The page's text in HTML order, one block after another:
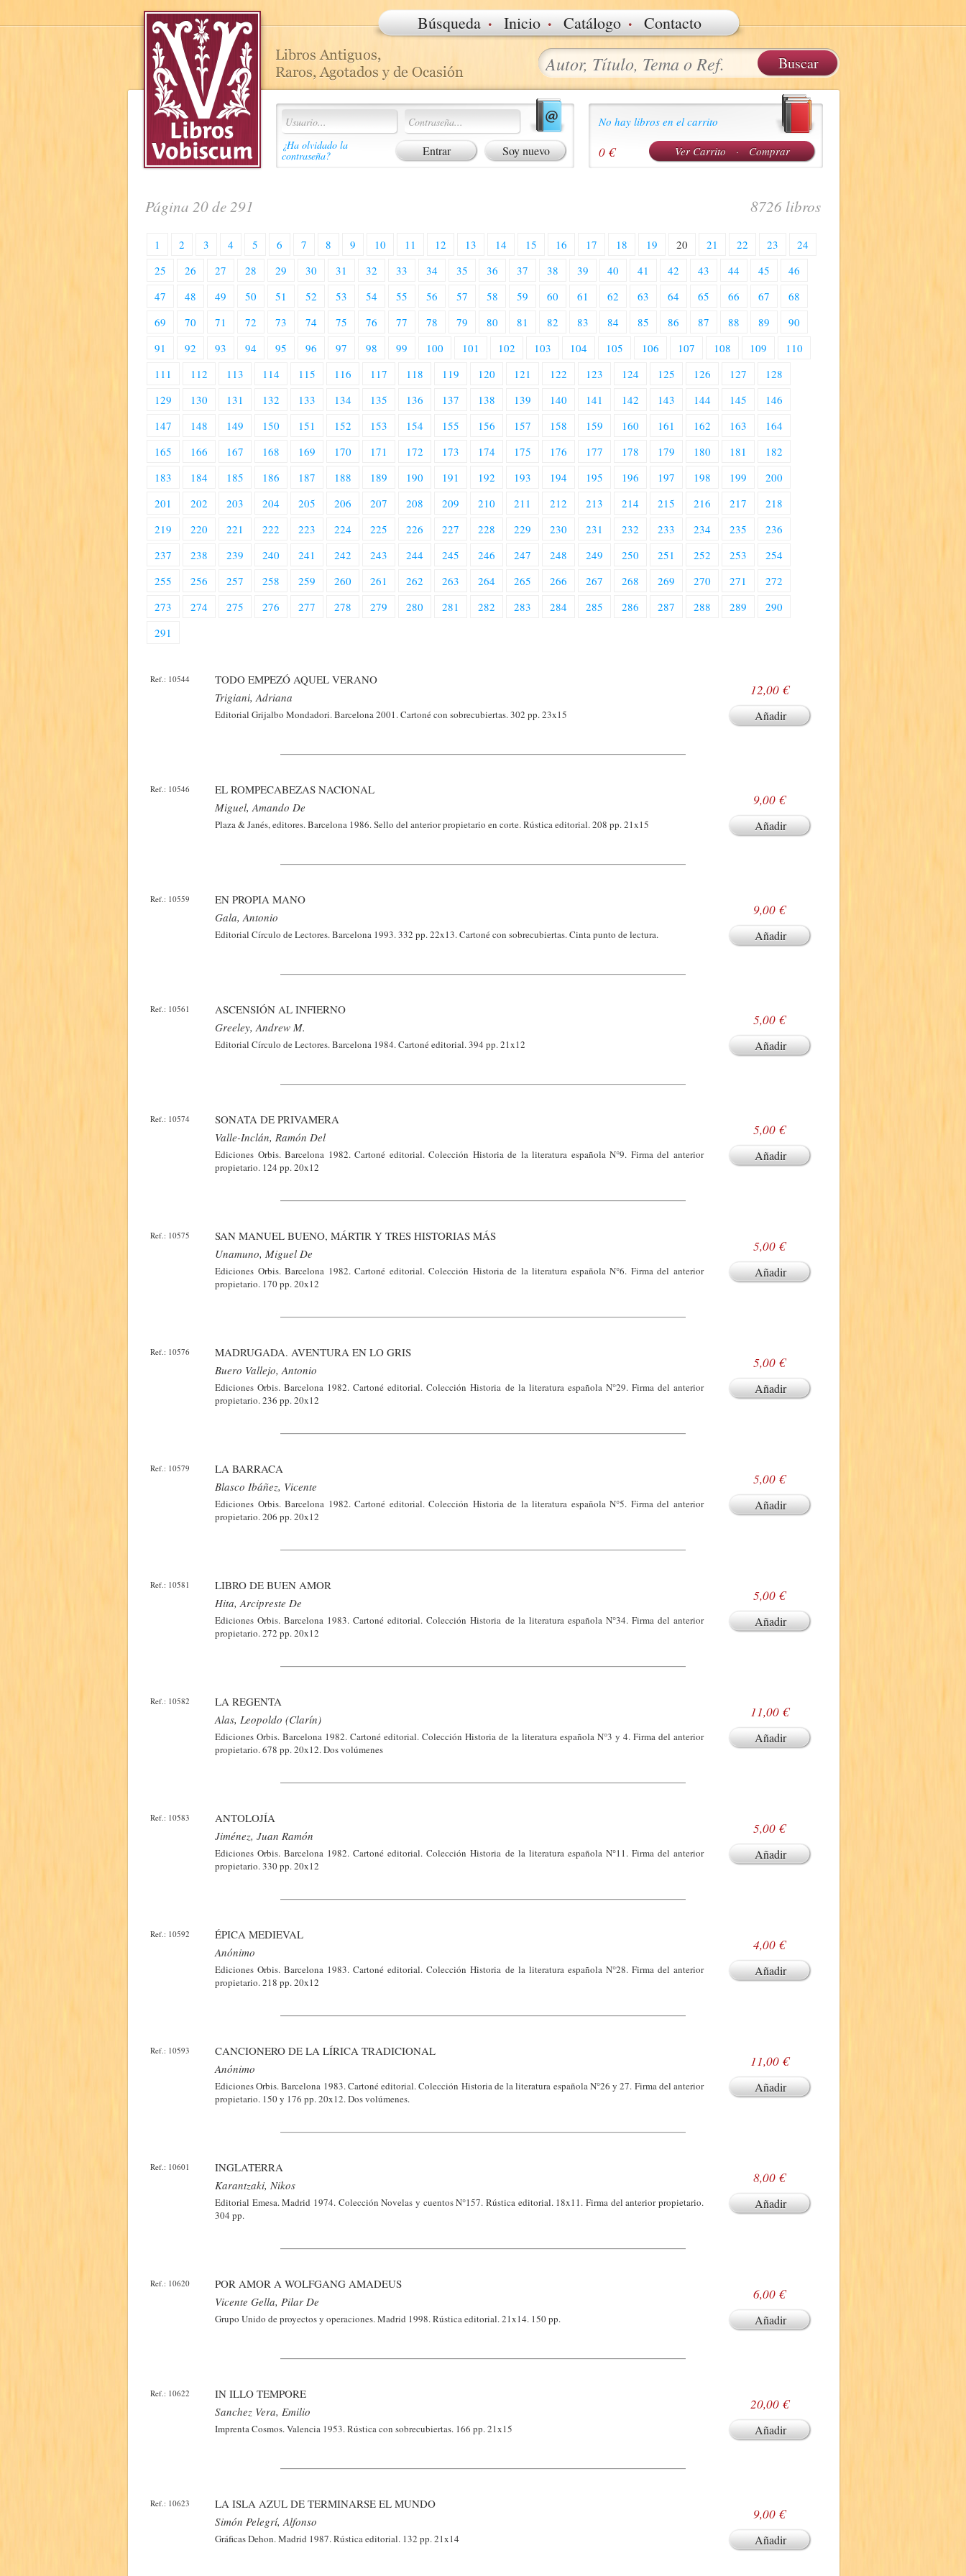
Búsqueda · Inicio · Catálogo · Contacto
¿Ha olvidado la
contraseña? Soy nuevo
No hay libros en el carrito
Ver Carrito · Comprar
0 €
Página 20 de 291 8726 libros
1 2 3 4 5 6 7 8 9 10 11 12 13 14 15 16 17 18 19 20 21 22 23
24
25
26 27 28 29 30 31 32 33 34 35 36 37 38 39 40 41 42 43 44 45
46
47
48 49 50 51 52 53 54 55 56 57 58 59 60 61 62 63 64 65 66 67
68
69
70 71 72 73 74 75 76 77 78 79 80 81 82 83 84 85 86 87 88 89
90
91
92 93 94 95 96 97 98 99 100 101 102 103 104 105 106 107 108 109
110
111
112 113 114 115 116 117 118 119 120 121 122 123 124 125 126 127
128
129
130 131 132 133 134 135 136 137 138 139 140 141 142 143 144 145
146
147
148 149 150 151 152 153 154 155 156 157 158 159 160 161 162 163
164
165
166 167 168 169 170 171 172 173 174 175 176 177 178 179 180 181
182
183
184 185 186 187 188 189 190 191 192 193 194 195 196 197 198 199
200
201
202 203 204 205 206 207 208 209 210 211 212 213 214 215 216 217
218
219
220 221 222 223 224 225 226 227 228 229 230 231 232 233 234 235
236
237
238 239 240 241 242 243 244 245 246 247 248 249 250 251 252 253
254
255
256 257 258 259 260 261 262 263 264 265 266 267 268 269 270 271
272
273
274 275 276 277 278 279 280 281 282 283 284 285 286 287 288 289
290
291
Ref.: 10544
TODO EMPEZÓ AQUEL VERANO
Trigiani, Adriana
Editorial Grijalbo Mondadori. Barcelona 2001. Cartoné con sobrecubiertas. 302 pp. 23x15
12,00 €
Añadir
Ref.: 10546
EL ROMPECABEZAS NACIONAL
Miguel, Amando De
Plaza & Janés, editores. Barcelona 1986. Sello del anterior propietario en corte. Rústica editorial. 208 pp. 21x15
9,00 €
Añadir
Ref.: 10559
EN PROPIA MANO
Gala, Antonio
Editorial Círculo de Lectores. Barcelona 1993. 332 pp. 22x13. Cartoné con sobrecubiertas. Cinta punto de lectura.
9,00 €
Añadir
Ref.: 10561
ASCENSIÓN AL INFIERNO
Greeley, Andrew M.
Editorial Círculo de Lectores. Barcelona 1984. Cartoné editorial. 394 pp. 21x12
5,00 €
Añadir
Ref.: 10574
SONATA DE PRIVAMERA
Valle-Inclán, Ramón Del
Ediciones Orbis. Barcelona 1982. Cartoné editorial. Colección Historia de la literatura española N°9. Firma del anterior
propietario. 124 pp. 20x12
5,00 €
Añadir
Ref.: 10575
SAN MANUEL BUENO, MÁRTIR Y TRES HISTORIAS MÁS
Unamuno, Miguel De
Ediciones Orbis. Barcelona 1982. Cartoné editorial. Colección Historia de la literatura española N°6. Firma del anterior
propietario. 170 pp. 20x12
5,00 €
Añadir
Ref.: 10576
MADRUGADA. AVENTURA EN LO GRIS
Buero Vallejo, Antonio
Ediciones Orbis. Barcelona 1982. Cartoné editorial. Colección Historia de la literatura española N°29. Firma del anterior
propietario. 236 pp. 20x12
5,00 €
Añadir
Ref.: 10579
LA BARRACA
Blasco Ibáñez, Vicente
Ediciones Orbis. Barcelona 1982. Cartoné editorial. Colección Historia de la literatura española N°5. Firma del anterior
propietario. 206 pp. 20x12
5,00 €
Añadir
Ref.: 10581
LIBRO DE BUEN AMOR
Hita, Arcipreste De
Ediciones Orbis. Barcelona 1983. Cartoné editorial. Colección Historia de la literatura española N°34. Firma del anterior
propietario. 272 pp. 20x12
5,00 €
Añadir
Ref.: 10582
LA REGENTA
Alas, Leopoldo (Clarín)
Ediciones Orbis. Barcelona 1982. Cartoné editorial. Colección Historia de la literatura española N°3 y 4. Firma del anterior
propietario. 678 pp. 20x12. Dos volúmenes
11,00 €
Añadir
Ref.: 10583
ANTOLOJÍA
Jiménez, Juan Ramón
Ediciones Orbis. Barcelona 1982. Cartoné editorial. Colección Historia de la literatura española N°11. Firma del anterior
propietario. 330 pp. 20x12
5,00 €
Añadir
Ref.: 10592
ÉPICA MEDIEVAL
Anónimo
Ediciones Orbis. Barcelona 1983. Cartoné editorial. Colección Historia de la literatura española N°28. Firma del anterior
propietario. 218 pp. 20x12
4,00 €
Añadir
Ref.: 10593
CANCIONERO DE LA LÍRICA TRADICIONAL
Anónimo
Ediciones Orbis. Barcelona 1983. Cartoné editorial. Colección Historia de la literatura española N°26 y 27. Firma del anterior
propietario. 150 y 176 pp. 20x12. Dos volúmenes.
11,00 €
Añadir
Ref.: 10601
INGLATERRA
Karantzaki, Nikos
Editorial Emesa. Madrid 1974. Colección Novelas y cuentos N°157. Rústica editorial. 18x11. Firma del anterior propietario.
304 pp.
8,00 €
Añadir
Ref.: 10620
POR AMOR A WOLFGANG AMADEUS
Vicente Gella, Pilar De
Grupo Unido de proyectos y operaciones. Madrid 1998. Rústica editorial. 21x14. 150 pp.
6,00 €
Añadir
Ref.: 10622
IN ILLO TEMPORE
Sanchez Vera, Emilio
Imprenta Cosmos. Valencia 1953. Rústica con sobrecubiertas. 166 pp. 21x15
20,00 €
Añadir
Ref.: 10623
LA ISLA AZUL DE TERMINARSE EL MUNDO
Simón Pelegrí, Alfonso
Gráficas Dehon. Madrid 1987. Rústica editorial. 132 pp. 21x14
9,00 €
Añadir